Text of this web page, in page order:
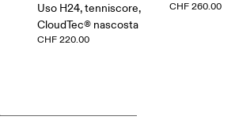
Uso H24, tenniscore,
CloudTec® nascosta
CHF 220.00
CHF 260.00